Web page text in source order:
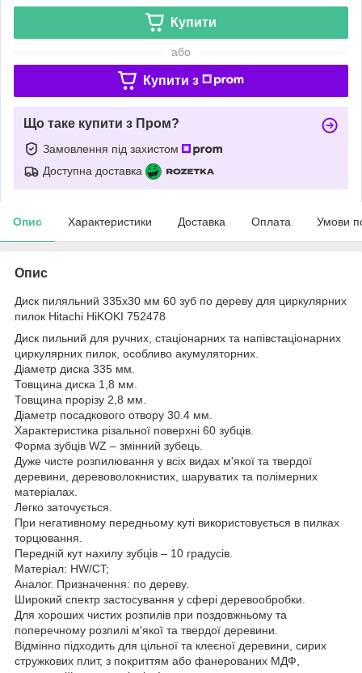
Купити
або
Купити з
Що таке купити з Пром?
Замовлення під захистом
Доступна доставка
Опис Характеристики Доставка Оплата Умови
Опис
Диск пиляльний 335х30 мм 60 зуб по дереву для циркулярних
пилок Hitachi HiKOKI 752478
Диск пильний для ручних, стаціонарних та напівстаціонарних
циркулярних пилок, особливо акумуляторних.
Діаметр диска 335 мм.
Товщина диска 1,8 мм.
Товщина прорізу 2,8 мм.
Діаметр посадкового отвору 30.4 мм.
Характеристика різальної поверхні 60 зубців.
Форма зубців WZ – змінний зубець.
Дуже чисте розпилювання у всіх видах м'якої та твердої
деревини, деревоволокнистих, шаруватих та полімерних
матеріалах.
Легко заточується.
При негативному передньому куті використовується в пилках
торцювання.
Передній кут нахилу зубців – 10 градусів.
Матеріал: HW/CT;
Аналог. Призначення: по дереву.
Широкий спектр застосування у сфері деревообробки.
Для хороших чистих розпилів при поздовжньому та
поперечному розпилі м'якої та твердої деревини.
Відмінно підходить для цільної та клеєної деревини, сирих
стружкових плит, з покриттям або фанерованих МДФ,